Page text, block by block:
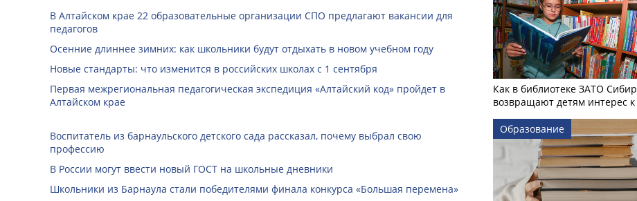
В Алтайском крае 22 образовательные организации СПО предлагают вакансии для
педагогов
Осенние длиннее зимних: как школьники будут отдыхать в новом учебном году
Новые стандарты: что изменится в российских школах с 1 сентября
Первая межрегиональная педагогическая экспедиция «Алтайский код» пройдет в
Алтайском крае
Воспитатель из барнаульского детского сада рассказал, почему выбрал свою
профессию
В России могут ввести новый ГОСТ на школьные дневники
Школьники из Барнаула стали победителями финала конкурса «Большая перемена»
Как в библиотеке ЗАТО
возвращают детям интерес к
Образование